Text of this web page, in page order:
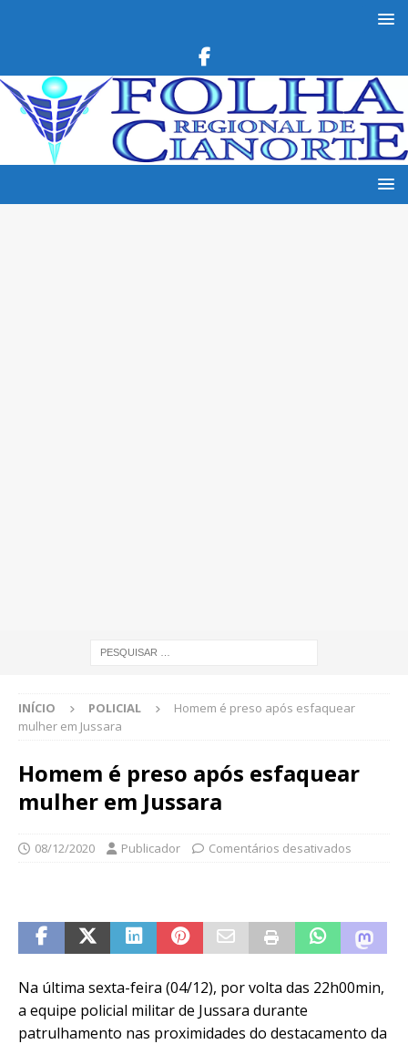
INÍCIO POLICIAL
Homem é preso após esfaquear
mulher em Jussara
Homem é preso após esfaquear
mulher em Jussara
08/12/2020 Publicador Comentários desativados
Na última sexta-feira (04/12), por volta das 22h00min,
a equipe policial militar de Jussara durante
patrulhamento nas proximidades do destacamento da